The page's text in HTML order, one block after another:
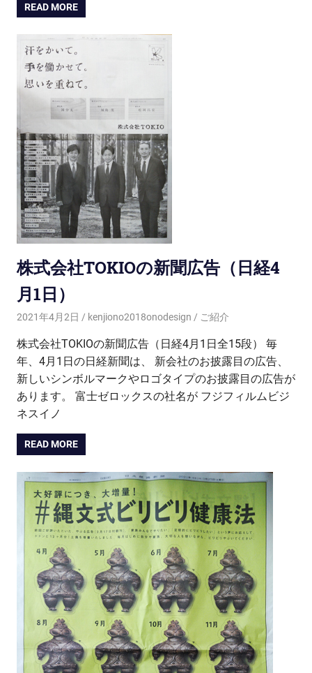
READ MORE
株式会社TOKIOの新聞広告（日経4
月1日）
2021年4月2日 kenjiono2018onodesign ご紹介
株式会社TOKIOの新聞広告（日経4月1日全15段） 毎
年、4月1日の日経新聞は、 新会社のお披露目の広告、
新しいシンボルマークやロゴタイプのお披露目の広告が
あります。 富士ゼロックスの社名が フジフィルムビジ
ネスイノ
READ MORE